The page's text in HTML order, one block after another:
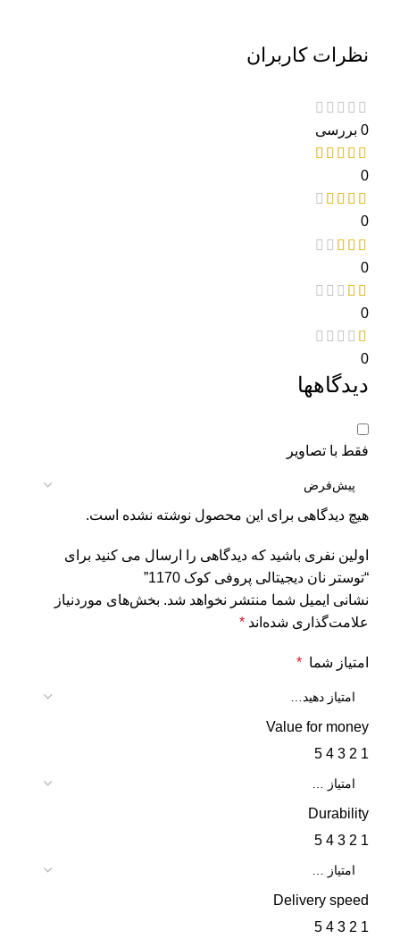
نظرات کاربران
0 بررسی
0
0
0
0
0
دیدگاهها
فقط با تصاویر
هیچ دیدگاهی برای این محصول نوشته نشده است.
اولین نفری باشید که دیدگاهی را ارسال می کنید برای
“توستر نان دیجیتالی پروفی کوک 1170”
نشانی ایمیل شما منتشر نخواهد شد. بخش‌های موردنیاز
علامت‌گذاری شده‌اند *
امتیاز شما *
Value for money
1
2
3
4
5
Durability
1
2
3
4
5
Delivery speed
1
2
3
4
5